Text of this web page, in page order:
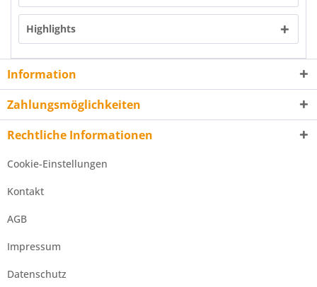
Highlights
Information
Zahlungsmöglichkeiten
Rechtliche Informationen
Cookie-Einstellungen
Kontakt
AGB
Impressum
Datenschutz